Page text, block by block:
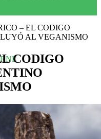
– EL CODIGO
AL VEGANISMO
CODIGO